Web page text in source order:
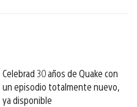
Celebrad 30 años de Quake con
un episodio totalmente nuevo,
ya disponible